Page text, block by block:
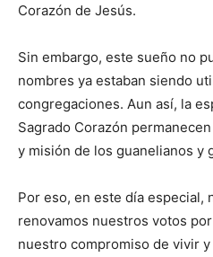
Corazón de Jesús.
Sin embargo, este sueño no
nombres ya estaban siendo
congregaciones. Aun así, la
Sagrado Corazón
y misión de los guanelianos y
Por eso, en este día especial,
renovamos nuestros votos
nuestro compromiso de vivir